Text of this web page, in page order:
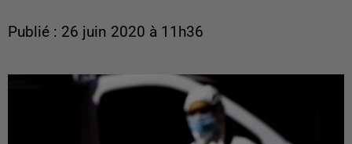
Publié : 26 juin 2020 à 11h36